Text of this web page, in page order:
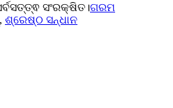
ସଂରକ୍ଷିତ।ଗରମ
, ଶ୍ରେଷ୍ଠ ସନ୍ଧାନ